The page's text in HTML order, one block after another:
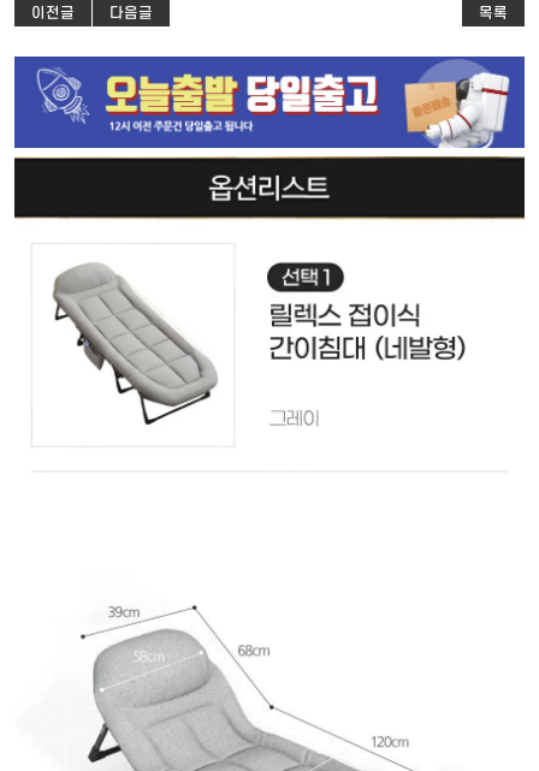
이전글 다음글 목록